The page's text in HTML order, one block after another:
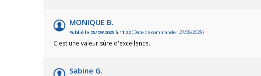
MONIQUE B.
Publié le 05/09/2025 à 11:22(Date de commande : 27/08/2025)
C est une valeur sûre d'excellence.
Sabine G.